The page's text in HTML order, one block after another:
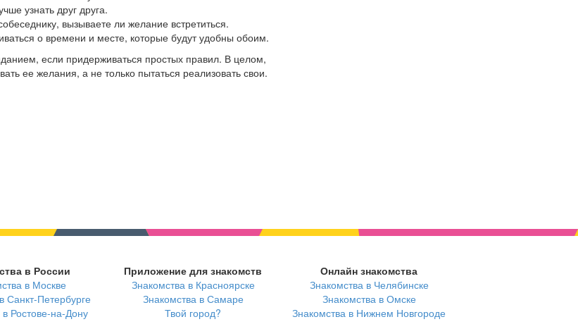
узнать друг друга.
вызываете ли желание встретиться.
о времени и месте, которые будут удобны обоим.
если придерживаться простых правил. В целом,
ее желания, а не только пытаться реализовать свои.
в России
в Москве
Санкт-Петербурге
Ростове-на-Дону
Приложение для знакомств
Знакомства в Красноярске
Знакомства в Самаре
Твой город?
Онлайн знакомства
Знакомства в Челябинске
Знакомства в Омске
Знакомства в Нижнем Новгороде